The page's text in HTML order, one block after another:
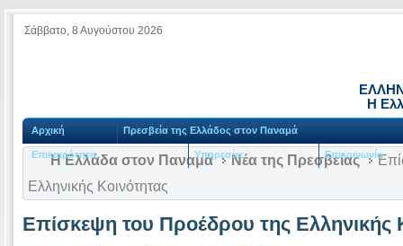
Σάββατο, 8 Αυγούστου 2026
Η
Αρχική Πρεσβεία της Ελλάδος στον Παναμά
Επικαιρότητα Υπηρεσίες Επικοινωνία
Η Ελλάδα στον Παναμά Νέα της Πρεσβείας
Ελληνικής Κοινότητας
Επίσκεψη του Προέδρου της Ελληνικής